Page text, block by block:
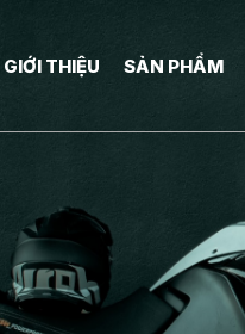
GIỚI THIỆU SẢN PHẨM